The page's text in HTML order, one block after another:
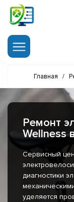
Главная /
Ремонт
Wellness
Сервисный
диагностики
уделяется